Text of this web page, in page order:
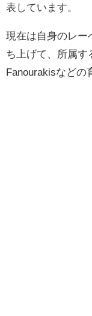
表しています。
現在は自身のレー
ち上げて、所属す
Fanourakisなどの